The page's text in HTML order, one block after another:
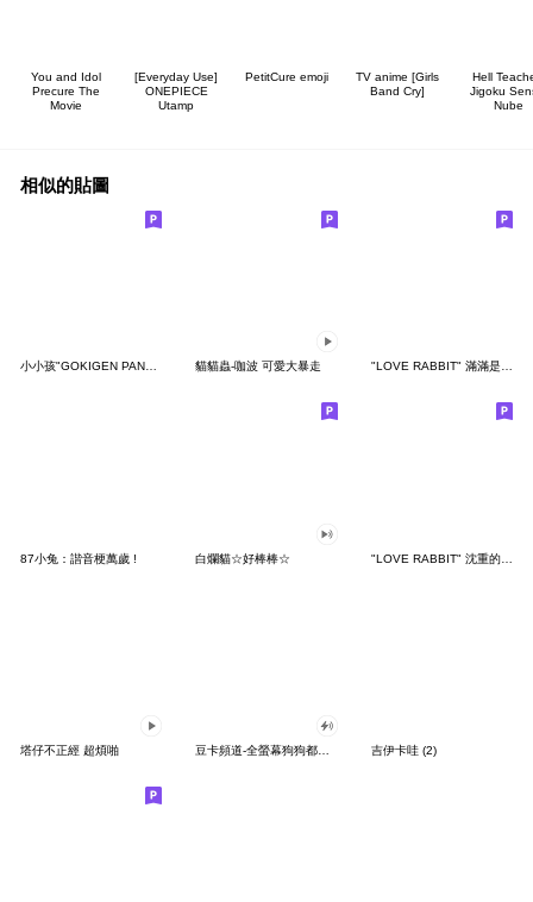
You and Idol
Precure The
Movie
[Everyday Use]
ONEPIECE
Utamp
PetitCure emoji
TV anime [Girls
Band Cry]
Hell
Jigoku
Nube
相似的貼圖
小小孩"GOKIGEN PANDA" 台灣版 貓貓蟲-咖波 可愛大暴走 "LOVE RABBIT" 滿滿是愛 台灣版
87小兔：諧音梗萬歲 ! 白爛貓☆好棒棒☆ "LOVE RABBIT" 沈重的愛 台灣版
塔仔不正經 超煩啪 吉伊卡哇 (2)